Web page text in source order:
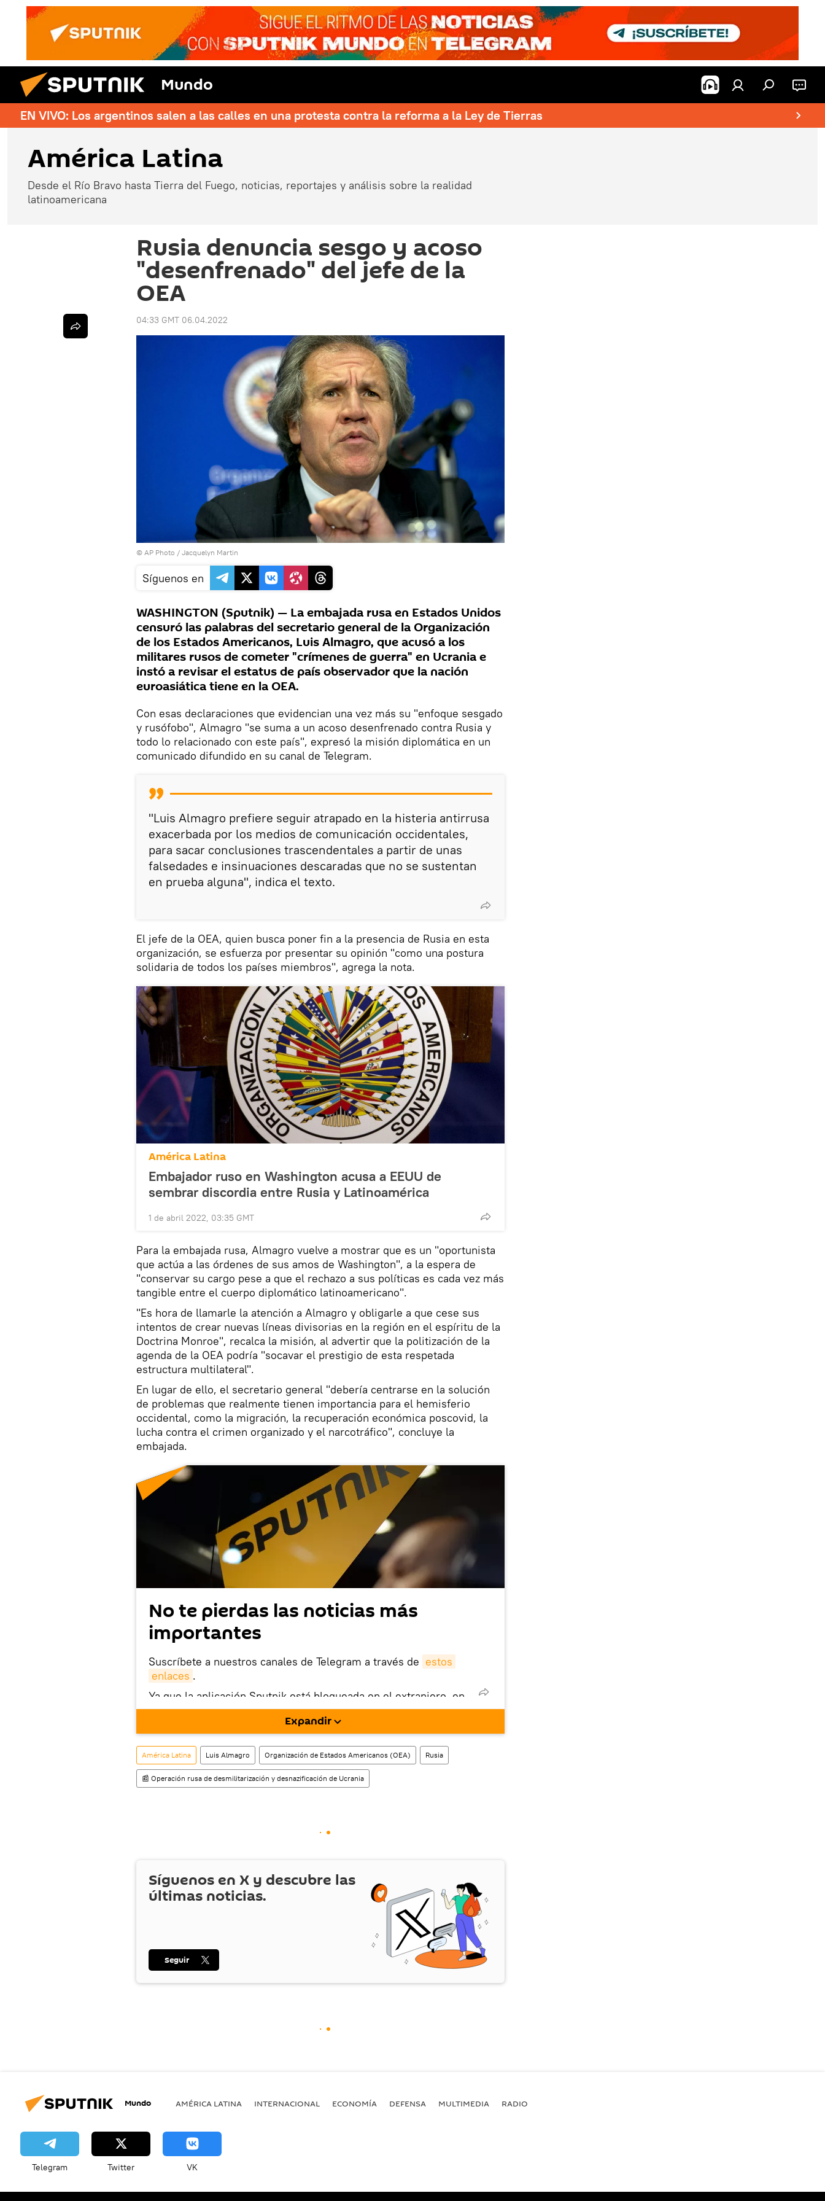
Mundo
EN VIVO: Los argentinos salen a las calles en una protesta contra la reforma a la Ley de Tierras
América Latina
Desde el Río Bravo hasta Tierra del Fuego, noticias, reportajes y análisis sobre la realidad
latinoamericana
Rusia denuncia sesgo y acoso
"desenfrenado" del jefe de la
OEA
04:33 GMT 06.04.2022
© AP Photo / Jacquelyn Martin
Síguenos en
WASHINGTON (Sputnik) — La embajada rusa en Estados Unidos
censuró las palabras del secretario general de la Organización
de los Estados Americanos, Luis Almagro, que acusó a los
militares rusos de cometer "crímenes de guerra" en Ucrania e
instó a revisar el estatus de país observador que la nación
euroasiática tiene en la OEA.
Con esas declaraciones que evidencian una vez más su "enfoque sesgado
y rusófobo", Almagro "se suma a un acoso desenfrenado contra Rusia y
todo lo relacionado con este país", expresó la misión diplomática en un
comunicado difundido en su canal de Telegram.
"Luis Almagro prefiere seguir atrapado en la histeria antirrusa
exacerbada por los medios de comunicación occidentales,
para sacar conclusiones trascendentales a partir de unas
falsedades e insinuaciones descaradas que no se sustentan
en prueba alguna", indica el texto.
El jefe de la OEA, quien busca poner fin a la presencia de Rusia en esta
organización, se esfuerza por presentar su opinión "como una postura
solidaria de todos los países miembros", agrega la nota.
América Latina
Embajador ruso en Washington acusa a EEUU de
sembrar discordia entre Rusia y Latinoamérica
1 de abril 2022, 03:35 GMT
Para la embajada rusa, Almagro vuelve a mostrar que es un "oportunista
que actúa a las órdenes de sus amos de Washington", a la espera de
"conservar su cargo pese a que el rechazo a sus políticas es cada vez más
tangible entre el cuerpo diplomático latinoamericano".
"Es hora de llamarle la atención a Almagro y obligarle a que cese sus
intentos de crear nuevas líneas divisorias en la región en el espíritu de la
Doctrina Monroe", recalca la misión, al advertir que la politización de la
agenda de la OEA podría "socavar el prestigio de esta respetada
estructura multilateral".
En lugar de ello, el secretario general "debería centrarse en la solución
de problemas que realmente tienen importancia para el hemisferio
occidental, como la migración, la recuperación económica poscovid, la
lucha contra el crimen organizado y el narcotráfico", concluye la
embajada.
No te pierdas las noticias más
importantes
Suscríbete a nuestros canales de Telegram a través de estos
enlaces .
Ya que la aplicación Sputnik está bloqueada en el extranjero, en
este enlace puedes descargarla e instalarla en tu dispositivo
También tenemos una cuenta en la red social rusa VK .
Expandir
América Latina Luis Almagro Organización de Estados Americanos (OEA) Rusia
📰 Operación rusa de desmilitarización y desnazificación de Ucrania
Síguenos en X y descubre las
últimas noticias.
Seguir
Mundo AMÉRICA LATINA INTERNACIONAL ECONOMÍA DEFENSA MULTIMEDIA RADIO
Telegram Twitter VK